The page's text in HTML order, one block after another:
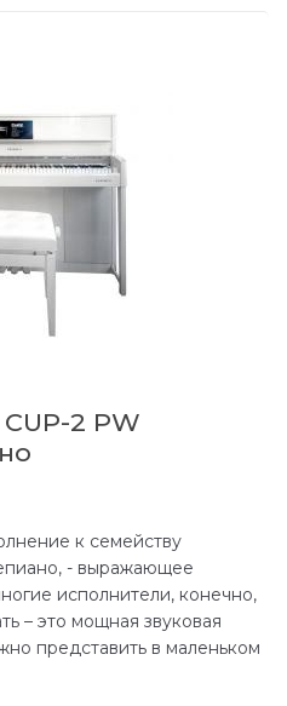
2 PW
к семейству
- выражающее
исполнители, конечно,
– это мощная звуковая
представить в маленьком